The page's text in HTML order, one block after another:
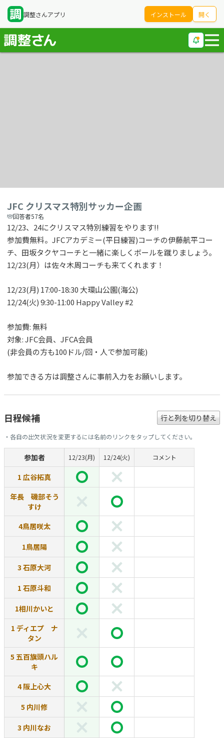
調整さんアプリ インストール 開く
JFC クリスマス特別サッカー企画
回答者57名
12/23、24にクリスマス特別練習をやります!!
参加費無料。JFCアカデミー(平日練習)コーチの伊藤航平コー
チ、田坂タクヤコーチと一緒に楽しくボールを蹴りましょう。
12/23(月）は佐々木周コーチも来てくれます！
12/23(月) 17:00-18:30 大環山公園(海公)
12/24(火) 9:30-11:00 Happy Valley #2
参加費: 無料
対象: JFC会員、JFCA会員
(非会員の方も100ドル/回・人で参加可能)
参加できる方は調整さんに事前入力をお願いします。
日程候補 行と列を切り替え
・各自の出欠状況を変更するには名前のリンクをタップしてください。
参加者 12/23(月) 12/24(火) コメント
1 広谷拓真
年長 磯部そう
すけ
4鳥居咲太
1鳥居陽
3 石原大河
1 石原斗和
1相川かいと
1 ディエプ ナ
タン
5 五百旗頭ハル
キ
4 阪上心大
5 内川修
3 内川なお